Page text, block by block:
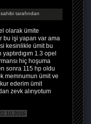
tarafından
olarak ümite
bu işi yapan var ama
kesinlikle ümit bu
1.3 opel
hiç hoşuma
sonra 115 hp oldu
memnumun ümit ve
ederim ümit
zevk alırıyotum